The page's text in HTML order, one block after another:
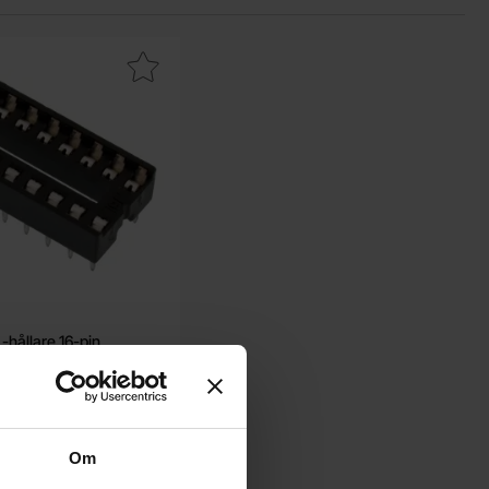
Om
hållare 16-pin
Makera dIL-hållare 16-pin som favorit
2.20 SEK